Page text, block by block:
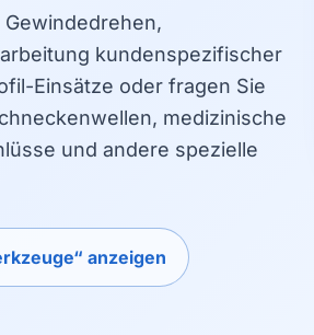
kundenspezifischer
Einsätze oder fragen Sie
medizinische
und andere spezielle
anzeigen